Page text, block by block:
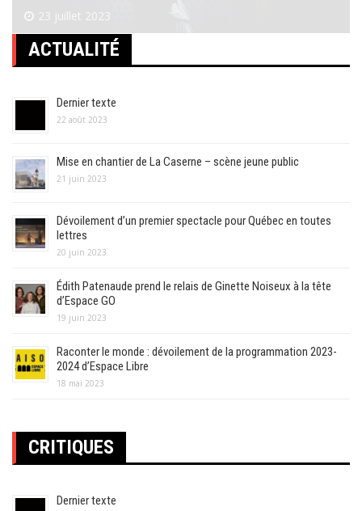
23 juillet 2023
ACTUALITÉ
Dernier texte
22 août 2023
Mise en chantier de La Caserne – scène jeune public
21 juin 2023
Dévoilement d’un premier spectacle pour Québec en toutes
lettres
20 juin 2023
Édith Patenaude prend le relais de Ginette Noiseux à la tête
d’Espace GO
19 juin 2023
Raconter le monde : dévoilement de la programmation 2023-
2024 d’Espace Libre
18 mai 2023
CRITIQUES
Dernier texte